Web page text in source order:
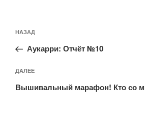
по
записям
Предыдущая
запись:
НАЗАД
Аукарри: Отчёт №10
Следующая
запись
ДАЛЕЕ
Вышивальный марафон! Кто со